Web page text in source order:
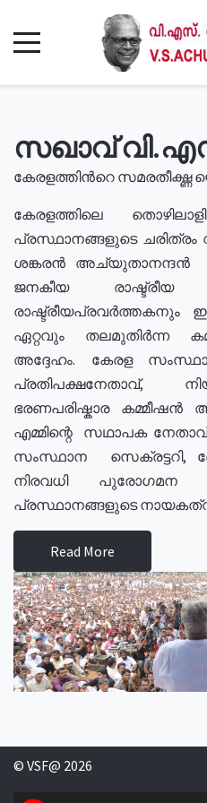
സഖാവ്
കേരളത്തിൻറെ
കേരളത്തിലെ
പ്രസ്ഥാനങ്ങളുടെ
ശങ്കരൻ അച്യുതാനന്ദൻ
ജനകീയ
രാഷ്ട്രീയപ്രവർത്തകനും
ഏറ്റവും തലമുതിർന്ന
അദ്ദേഹം. കേരള
പ്രതിപക്ഷനേതാവ്,
ഭരണപരിഷ്കാര
എമ്മിന്റെ സഥാപക
സംസ്ഥാന സെക്രട്ടറി,
നിരവധി
പ്രസ്ഥാനങ്ങളുടെ
Read More
© VSF@ 2026